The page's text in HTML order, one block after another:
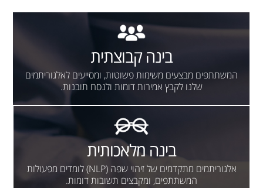
בינה מלאכותית
אלגוריתמים מתקדמים של זיהוי שפה (NLP) לומדים מפעולות
המשתתפים, ומקבצים תשובות דומות.
בינה קבוצתית
המשתתפים מבצעים משימות פשוטות, ומסייעים לאלגוריתמים
שלנו לקבץ אמירות דומות ולנסח תובנות.